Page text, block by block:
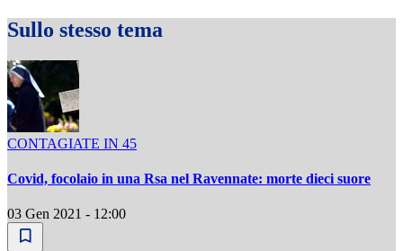
Sullo stesso tema
CONTAGIATE IN 45
Covid, focolaio in una Rsa nel Ravennate: morte dieci suore
03 Gen 2021 - 12:00